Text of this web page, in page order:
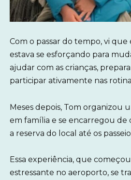
Com o passar do tempo, vi
estava se esforçando para
ajudar com as crianças,
participar ativamente nas
Meses depois, Tom organizou
em família e se encarregou de
a reserva do local até os
Essa experiência, que
estressante no aeroporto, se